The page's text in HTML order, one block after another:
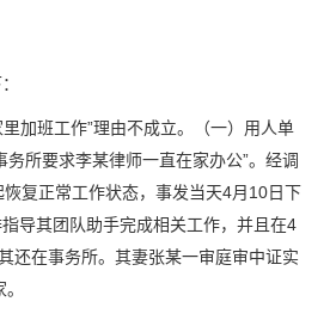
加班工作”理由不成立。（一）用人单
务所要求李某律师一直在家办公”。经调
复正常工作状态，事发当天4月10日下
导其团队助手完成相关工作，并且在4
还在事务所。其妻张某一审庭审中证实